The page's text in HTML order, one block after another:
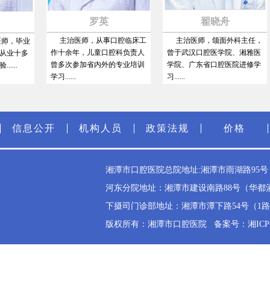
毕业
十多
罗英
主治医师，从事口腔临床工
作十余年，儿童口腔科负责人
曾多次参加省内外的专业培训
学习......
翟晓舟
主治医师，颌面外科主任，
曾于武汉口腔医学院、湘雅医
学院、广东省口腔医院进修学
习......
信息公开 机构人员 政策法规 价格
湘潭市口腔医院总院地址:湘潭市雨湖路95
河东分院地址：湘潭市建设南路88号（华都
下摄司门诊部地址：湘潭市潭下路54号（1
版权所有：湘潭市口腔医院 备案号：湘